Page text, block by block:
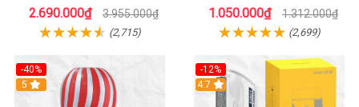
Thích
2.690.000₫ 3.955.000₫
(2,715)
nam
1.050.000₫ 1.312.000₫
(2,699)
-40%
Hot
5
-12%
Hot
4.7